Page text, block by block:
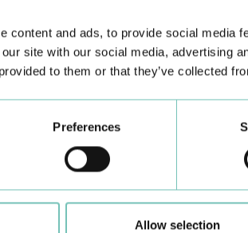
content and ads, to provide social media
site with our social media, advertising
to them or that they’ve collected
Preferences
Allow selection
Conheça todas as Unidades de